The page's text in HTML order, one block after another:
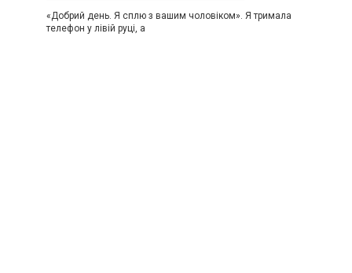
«Добрий день. Я сплю з вашим чоловіком». Я тримала
телефон у лівій руці, а